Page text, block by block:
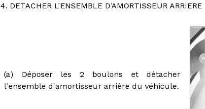
4. DETACHER L'ENSEMBLE D'AMORTISSEUR ARRIERE
(a) Déposer les 2 boulons et détacher
l'ensemble d'amortisseur arrière du véhicule.